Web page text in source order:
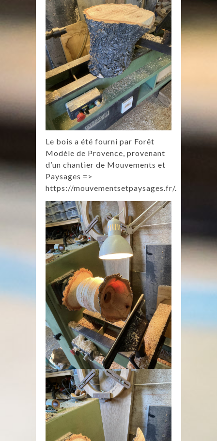
Le bois a été fourni par Forêt
Modèle de Provence, provenant
d’un chantier de Mouvements et
Paysages =>
https://mouvementsetpaysages.fr/.